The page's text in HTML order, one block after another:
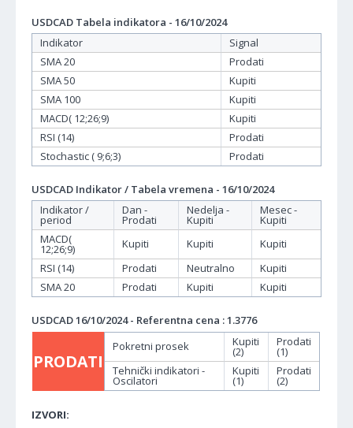
USDCAD Tabela indikatora - 16/10/2024
Indikator
Signal
SMA 20
Prodati
SMA 50
Kupiti
SMA 100
Kupiti
MACD( 12;26;9)
Kupiti
RSI (14)
Prodati
Stochastic ( 9;6;3)
Prodati
USDCAD Indikator / Tabela vremena - 16/10/2024
Indikator /
period
Dan -
Prodati
Nedelja -
Kupiti
Mesec -
Kupiti
MACD(
12;26;9) Kupiti Kupiti
Kupiti
RSI (14)
Prodati Neutralno
Kupiti
SMA 20
Prodati Kupiti Kupiti
USDCAD 16/10/2024 - Referentna cena : 1.3776
PRODATI
Pokretni prosek Kupiti
(2)
Prodati
(1)
Tehnički indikatori -
Oscilatori
Kupiti
(1)
Prodati
(2)
IZVORI: